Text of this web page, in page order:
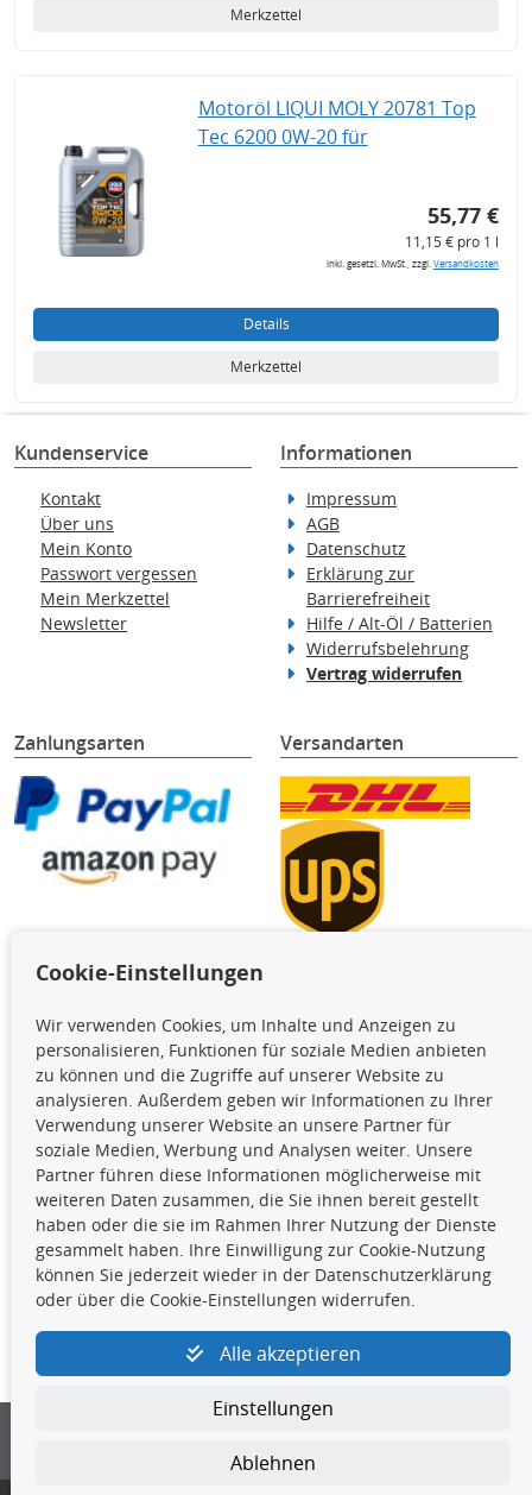
Merkzettel
Motoröl LIQUI MOLY 20781 Top
Tec 6200 0W-20 für
55,77 €
11,15 € pro 1 l
inkl. gesetzl. MwSt., zzgl.Versandkosten
Details
Merkzettel
Kundenservice
Kontakt
Über uns
Mein Konto
Passwort vergessen
Mein Merkzettel
Newsletter
Informationen
Impressum
AGB
Datenschutz
Erklärung zur
Barrierefreiheit
Hilfe / Alt-Öl / Batterien
Widerrufsbelehrung
Vertrag widerrufen
Zahlungsarten Versandarten
Die hier angezeigten Daten,
insbesondere die gesamte Datenbank,
dürfen nicht kopiert werden. Es ist zu
unterlassen, die Daten oder die gesamte Datenbank ohne
vorherige Zustimmung TecDocs zu vervielfältigen, zu
verbreiten und/oder diese Handlungen durch Dritte ausführen
zu lassen. Ein Zuwiderhandeln stellt eine
Urheberrechtsverletzung dar und wird verfolgt.
Kontakt
4yourcar GmbH | Avidesweg 1 | 27386 Hemsbünde |
kundenservice@4yourcar.de
Cookie-Einstellungen
Wir verwenden Cookies, um Inhalte und Anzeigen zu
personalisieren, Funktionen für soziale Medien anbieten
zu können und die Zugriffe auf unserer Website zu
analysieren. Außerdem geben wir Informationen zu Ihrer
Verwendung unserer Website an unsere Partner für
soziale Medien, Werbung und Analysen weiter. Unsere
Partner führen diese Informationen möglicherweise mit
weiteren Daten zusammen, die Sie ihnen bereit gestellt
haben oder die sie im Rahmen Ihrer Nutzung der Dienste
gesammelt haben. Ihre Einwilligung zur Cookie-Nutzung
können Sie jederzeit wieder in der Datenschutzerklärung
oder über die Cookie-Einstellungen widerrufen.
Alle akzeptieren
Einstellungen
Ablehnen